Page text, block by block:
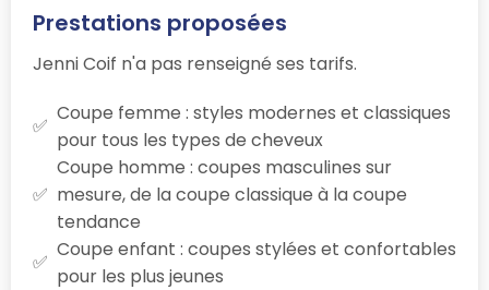
Prestations proposées
Jenni Coif n'a pas renseigné ses tarifs.
Coupe femme : styles modernes et classiques
pour tous les types de cheveux
Coupe homme : coupes masculines sur
mesure, de la coupe classique à la coupe
tendance
Coupe enfant : coupes stylées et confortables
pour les plus jeunes